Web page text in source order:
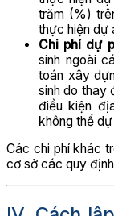
trăm (%)
thực hiện dự
Chi phí dự
sinh ngoài
toán xây
sinh do thay
điều kiện
không thể
Các chi phí khác
cơ sở các quy